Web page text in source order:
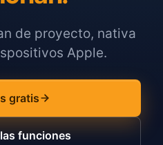
de proyecto, nativa
Apple.
gratis
funciones